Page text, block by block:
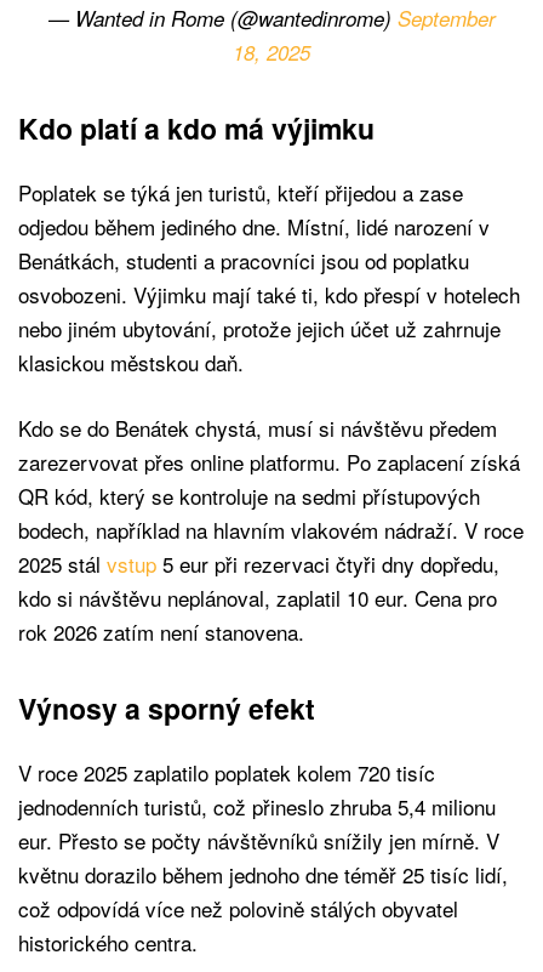
— Wanted in Rome (@wantedinrome) September
18, 2025
Kdo platí a kdo má výjimku
Poplatek se týká jen turistů, kteří přijedou a zase
odjedou během jediného dne. Místní, lidé narození v
Benátkách, studenti a pracovníci jsou od poplatku
osvobozeni. Výjimku mají také ti, kdo přespí v hotelech
nebo jiném ubytování, protože jejich účet už zahrnuje
klasickou městskou daň.
Kdo se do Benátek chystá, musí si návštěvu předem
zarezervovat přes online platformu. Po zaplacení získá
QR kód, který se kontroluje na sedmi přístupových
bodech, například na hlavním vlakovém nádraží. V roce
2025 stál vstup 5 eur při rezervaci čtyři dny dopředu,
kdo si návštěvu neplánoval, zaplatil 10 eur. Cena pro
rok 2026 zatím není stanovena.
Výnosy a sporný efekt
V roce 2025 zaplatilo poplatek kolem 720 tisíc
jednodenních turistů, což přineslo zhruba 5,4 milionu
eur. Přesto se počty návštěvníků snížily jen mírně. V
květnu dorazilo během jednoho dne téměř 25 tisíc lidí,
což odpovídá více než polovině stálých obyvatel
historického centra.